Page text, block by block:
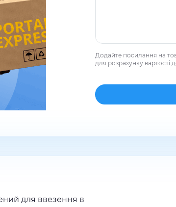
Додайте посилання на
для розрахунку вартості
для ввезення в